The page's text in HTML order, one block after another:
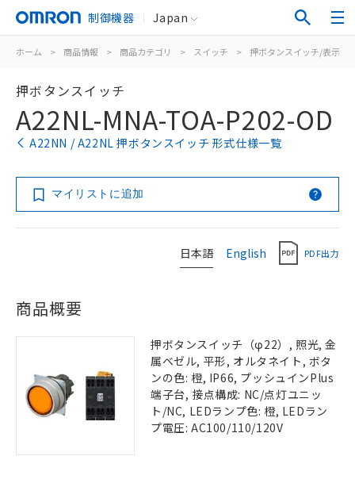
制御機器 Japan
ホーム > 商品情報 > 商品カテゴリ > スイッチ > 押ボタンスイッチ/表示灯
押ボタンスイッチ
A22NL-MNA-TOA-P202-OD
A22NN / A22NL 押ボタンスイッチ 形式仕様一覧
マイリストに追加
日本語 English PDF出力
商品概要
押ボタンスイッチ（φ22）, 照光, 金
属ベゼル, 平形, オルタネイト, ボタ
ンの色: 橙, IP66, プッシュインPlus
端子台, 接点構成: NC/点灯ユニッ
ト/NC, LEDランプ色: 橙, LEDラン
プ電圧: AC100/110/120V